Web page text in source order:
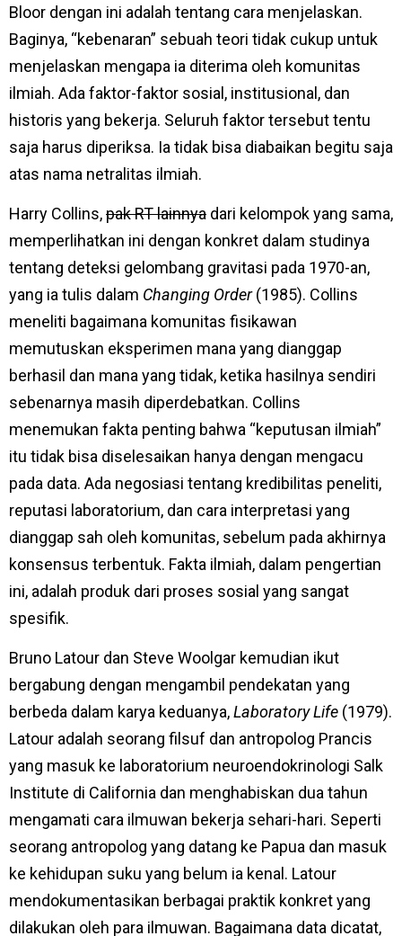
Bloor dengan ini adalah tentang cara menjelaskan.
Baginya, “kebenaran” sebuah teori tidak cukup untuk
menjelaskan mengapa ia diterima oleh komunitas
ilmiah. Ada faktor-faktor sosial, institusional, dan
historis yang bekerja. Seluruh faktor tersebut tentu
saja harus diperiksa. Ia tidak bisa diabaikan begitu saja
atas nama netralitas ilmiah.
Harry Collins,pak RT lainnya dari kelompok yang sama,
memperlihatkan ini dengan konkret dalam studinya
tentang deteksi gelombang gravitasi pada 1970-an,
yang ia tulis dalam Changing Order(1985). Collins
meneliti bagaimana komunitas fisikawan
memutuskan eksperimen mana yang dianggap
berhasil dan mana yang tidak, ketika hasilnya sendiri
sebenarnya masih diperdebatkan. Collins
menemukan fakta penting bahwa “keputusan ilmiah”
itu tidak bisa diselesaikan hanya dengan mengacu
pada data. Ada negosiasi tentang kredibilitas peneliti,
reputasi laboratorium, dan cara interpretasi yang
dianggap sah oleh komunitas, sebelum pada akhirnya
konsensus terbentuk. Fakta ilmiah, dalam pengertian
ini, adalah produk dari proses sosial yang sangat
spesifik.
Bruno Latour dan Steve Woolgar kemudian ikut
bergabung dengan mengambil pendekatan yang
berbeda dalam karya keduanya,Laboratory Life (1979).
Latour adalah seorang filsuf dan antropolog Prancis
yang masuk ke laboratorium neuroendokrinologi Salk
Institute di California dan menghabiskan dua tahun
mengamati cara ilmuwan bekerja sehari-hari. Seperti
seorang antropolog yang datang ke Papua dan masuk
ke kehidupan suku yang belum ia kenal. Latour
mendokumentasikan berbagai praktik konkret yang
dilakukan oleh para ilmuwan. Bagaimana data dicatat,